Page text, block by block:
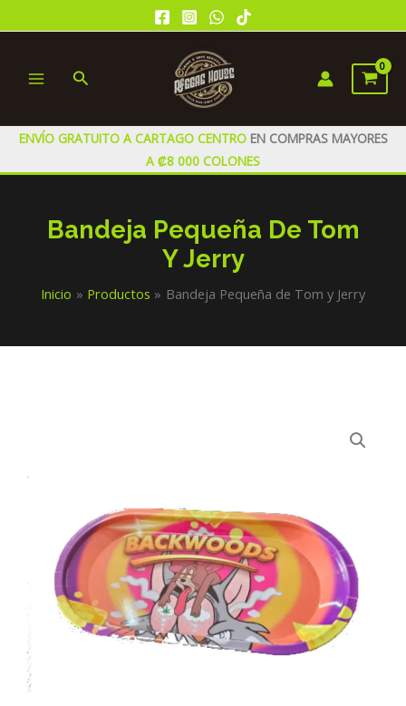
al
MENU
Buscar
ENVÍO GRATUITO A CARTAGO CENTRO EN COMPRAS MAYORES
A ₡8 000 COLONES
Bandeja Pequeña De Tom
Y Jerry
Inicio Productos Bandeja Pequeña de Tom y Jerry